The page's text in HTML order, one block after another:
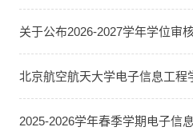
关于公布2026-2027学年学位审
北京航空航天大学电子信息工程
2025-2026学年春季学期电子信